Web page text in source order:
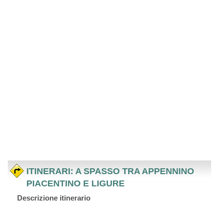
ITINERARI: A SPASSO TRA APPENNINO
PIACENTINO E LIGURE
Descrizione itinerario